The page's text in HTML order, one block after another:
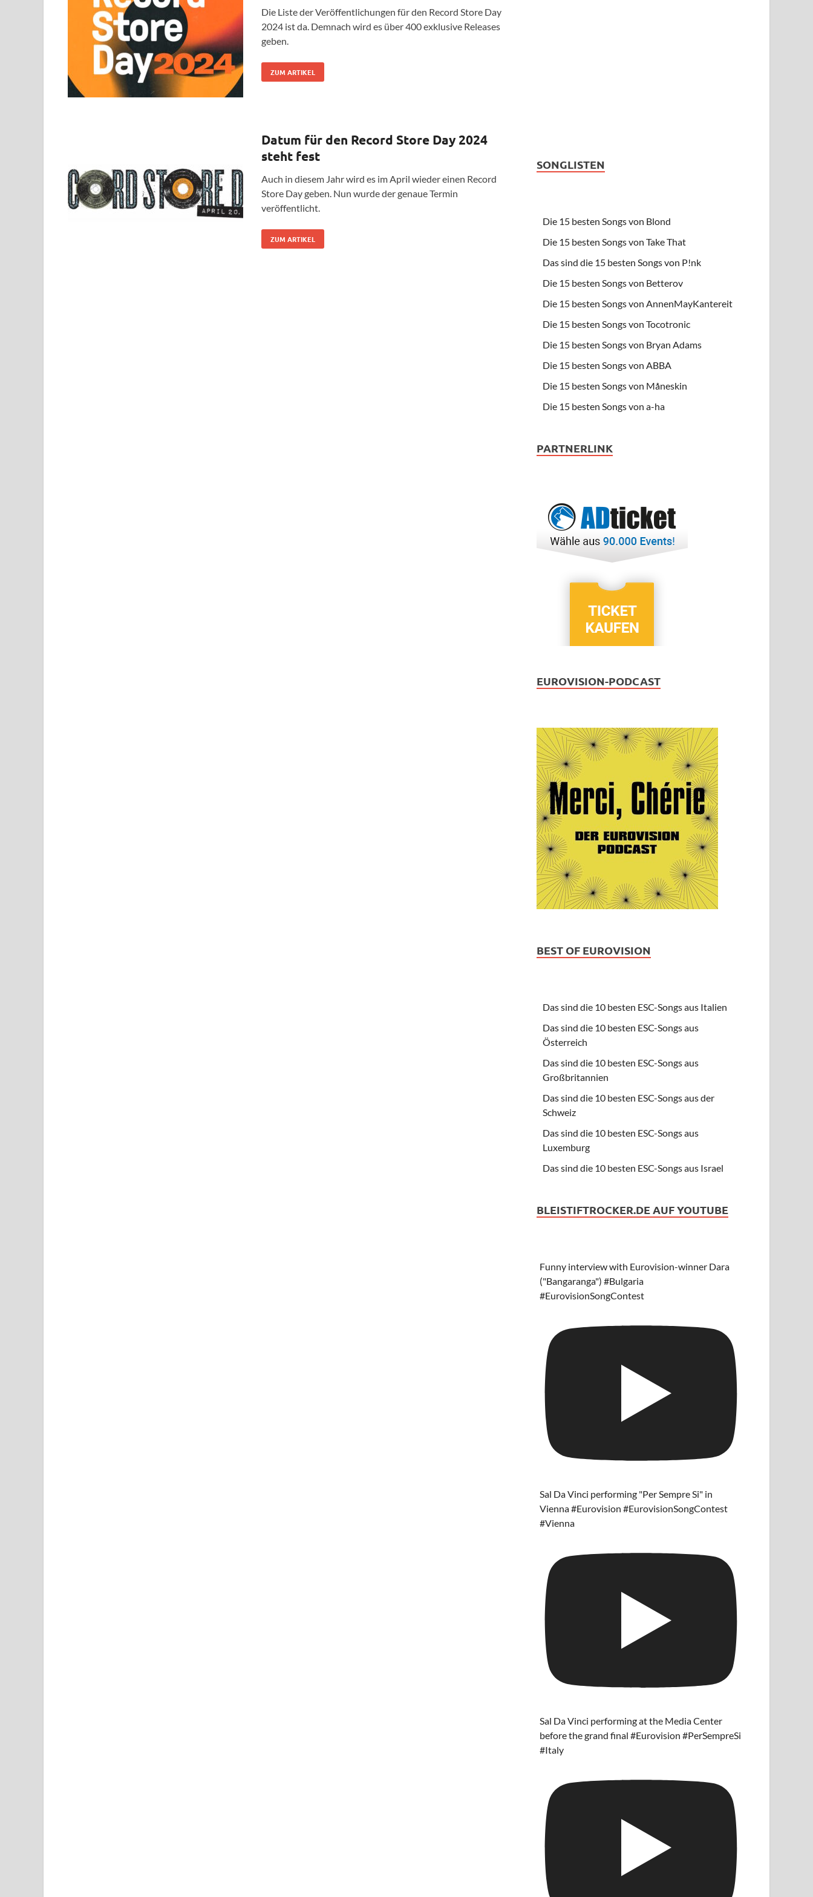
Die Liste der Veröffentlichungen für den Record Store Day
2024 ist da. Demnach wird es über 400 exklusive Releases
geben.
ZUM ARTIKEL
Datum für den Record Store Day 2024
steht fest
Auch in diesem Jahr wird es im April wieder einen Record
Store Day geben. Nun wurde der genaue Termin
veröffentlicht.
ZUM ARTIKEL
SONGLISTEN
Die 15 besten Songs von Blond
Die 15 besten Songs von Take That
Das sind die 15 besten Songs von P!nk
Die 15 besten Songs von Betterov
Die 15 besten Songs von AnnenMayKantereit
Die 15 besten Songs von Tocotronic
Die 15 besten Songs von Bryan Adams
Die 15 besten Songs von ABBA
Die 15 besten Songs von Måneskin
Die 15 besten Songs von a-ha
PARTNERLINK
EUROVISION-PODCAST
BEST OF EUROVISION
Das sind die 10 besten ESC-Songs aus Italien
Das sind die 10 besten ESC-Songs aus
Österreich
Das sind die 10 besten ESC-Songs aus
Großbritannien
Das sind die 10 besten ESC-Songs aus der
Schweiz
Das sind die 10 besten ESC-Songs aus
Luxemburg
Das sind die 10 besten ESC-Songs aus Israel
BLEISTIFTROCKER.DE AUF YOUTUBE
Funny interview with Eurovision-winner Dara
("Bangaranga") #Bulgaria
#EurovisionSongContest
Sal Da Vinci performing "Per Sempre Si" in
Vienna #Eurovision #EurovisionSongContest
#Vienna
Sal Da Vinci performing at the Media Center
before the grand final #Eurovision #PerSempreSi
#Italy